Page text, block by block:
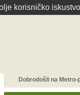
korisničko
Dobrodošli na Metro-